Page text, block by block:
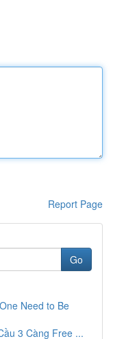
Report Page
Go
Need to Be
3 Càng Free ...